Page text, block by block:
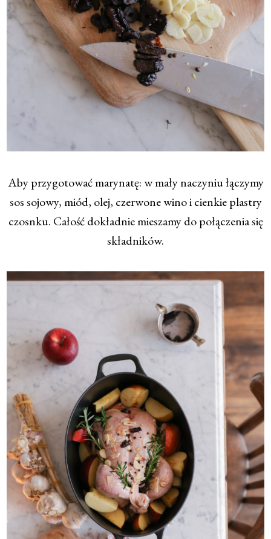
Aby przygotować marynatę: w mały naczyniu łączymy
sos sojowy, miód, olej, czerwone wino i cienkie plastry
czosnku. Całość dokładnie mieszamy do połączenia się
składników.